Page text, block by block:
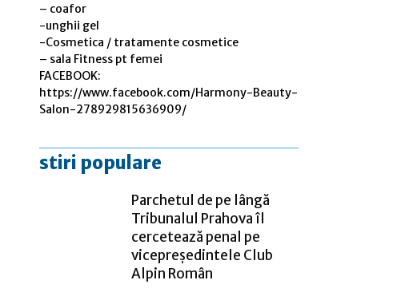
– coafor
-unghii gel
-Cosmetica / tratamente cosmetice
– sala Fitness pt femei
FACEBOOK:
https://www.facebook.com/Harmony-Beauty-
Salon-278929815636909/
stiri populare
Parchetul de pe lângă
Tribunalul Prahova îl
cercetează penal pe
vicepreședintele Club
Alpin Român